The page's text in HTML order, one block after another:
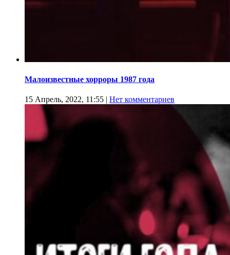
Малоизвестные хорроры 1987 года
15 Апрель, 2022, 11:55 | Нет комментариев